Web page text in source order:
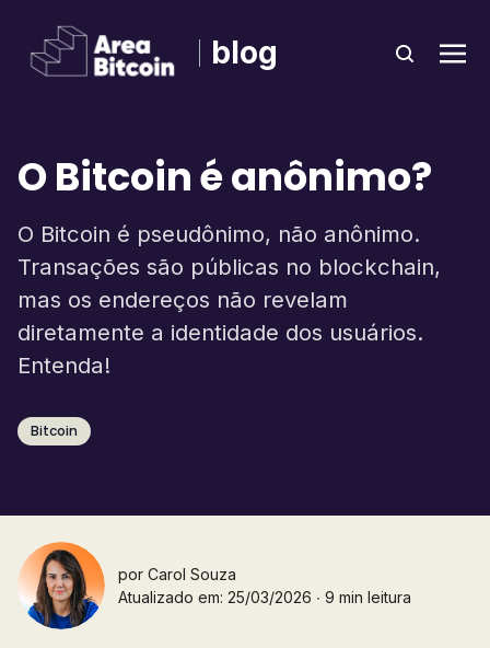
blog
O Bitcoin é anônimo?
O Bitcoin é pseudônimo, não anônimo.
Transações são públicas no blockchain,
mas os endereços não revelam
diretamente a identidade dos usuários.
Entenda!
Bitcoin
por Carol Souza
Atualizado em: 25/03/2026 ∙ 9 min leitura